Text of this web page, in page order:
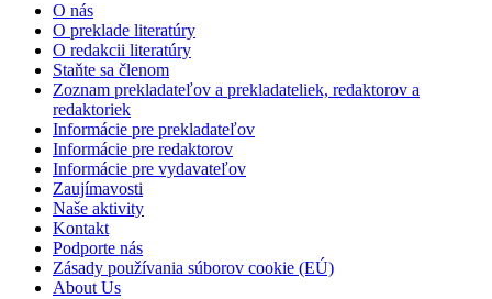
O nás
O preklade literatúry
O redakcii literatúry
Staňte sa členom
Zoznam prekladateľov a prekladateliek, redaktorov a
redaktoriek
Informácie pre prekladateľov
Informácie pre redaktorov
Informácie pre vydavateľov
Zaujímavosti
Naše aktivity
Kontakt
Podporte nás
Zásady používania súborov cookie (EÚ)
About Us